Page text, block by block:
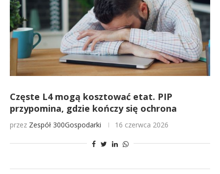
Częste L4 mogą kosztować etat. PIP
przypomina, gdzie kończy się ochrona
przez Zespół 300Gospodarki 16 czerwca 2026